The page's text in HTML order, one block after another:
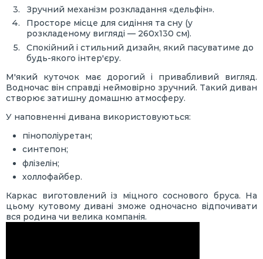
Зручний механізм розкладання «дельфін».
Просторе місце для сидіння та сну (у
розкладеному вигляді — 260х130 см).
Спокійний і стильний дизайн, який пасуватиме до
будь-якого інтер'єру.
М'який куточок має дорогий і привабливий вигляд.
Водночас він справді неймовірно зручний. Такий диван
створює затишну домашню атмосферу.
У наповненні дивана використовуються:
пінополіуретан;
синтепон;
флізелін;
холлофайбер.
Каркас виготовлений із міцного соснового бруса. На
цьому кутовому дивані зможе одночасно відпочивати
вся родина чи велика компанія.